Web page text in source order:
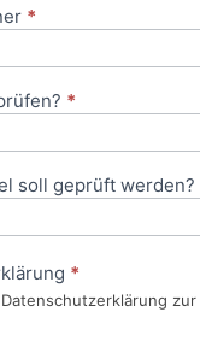
*
*
soll geprüft werden?
*